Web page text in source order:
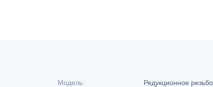
Модель: Редукционное